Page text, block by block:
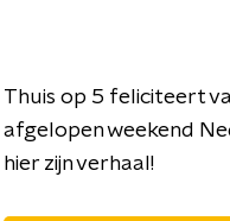
Thuis op 5 feliciteert
afgelopen weekend
hier zijn verhaal!